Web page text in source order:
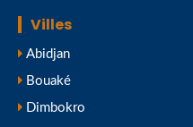
Villes
Abidjan
Bouaké
Dimbokro